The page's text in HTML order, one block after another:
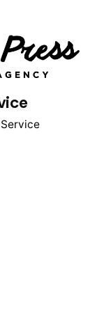
Service